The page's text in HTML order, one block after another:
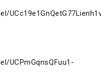
UCPmGqnsQFuu1-